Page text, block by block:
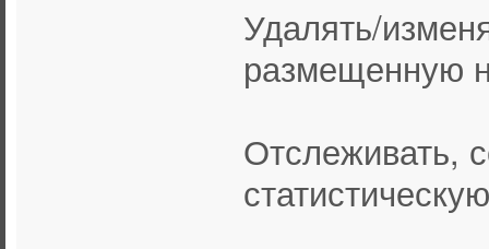
Удалять/
размещенную
Отслеживать,